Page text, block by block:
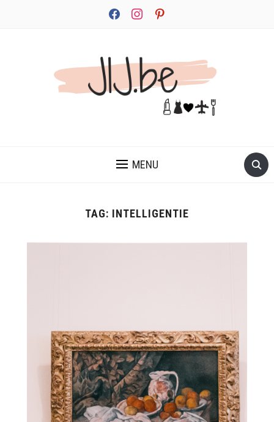
facebookinstagrampinterest
MENU
TAG: INTELLIGENTIE